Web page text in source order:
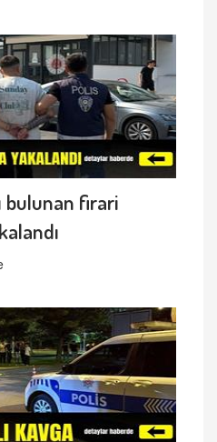
bulunan firari